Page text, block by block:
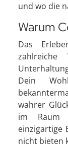
und wo die
Warum
Das
Dein
wahrer
im Raum
einzigartige
nicht bieten